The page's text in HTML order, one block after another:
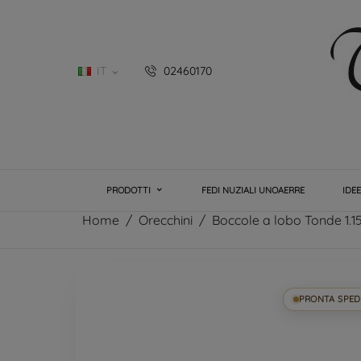
IT  02460170
PRODOTTI FEDI NUZIALI UNOAERRE
Home Orecchini Boccole a lobo Tonde
PRONTA